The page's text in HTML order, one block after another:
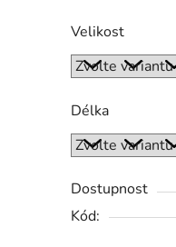
Velikost
Délka
Dostupnost
Kód: